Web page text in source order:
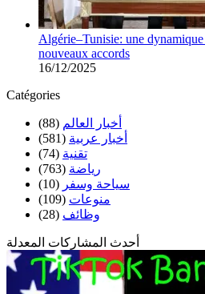
Algérie–Tunisie: une
nouveaux accords
16/12/2025
Catégories
أخبار العالم (88)
أخبار عربية (581)
تقنية (74)
رياضة (763)
سياحة وسفر (10)
منوعات (109)
وظائف (28)
أحدث المشاركات المعدلة